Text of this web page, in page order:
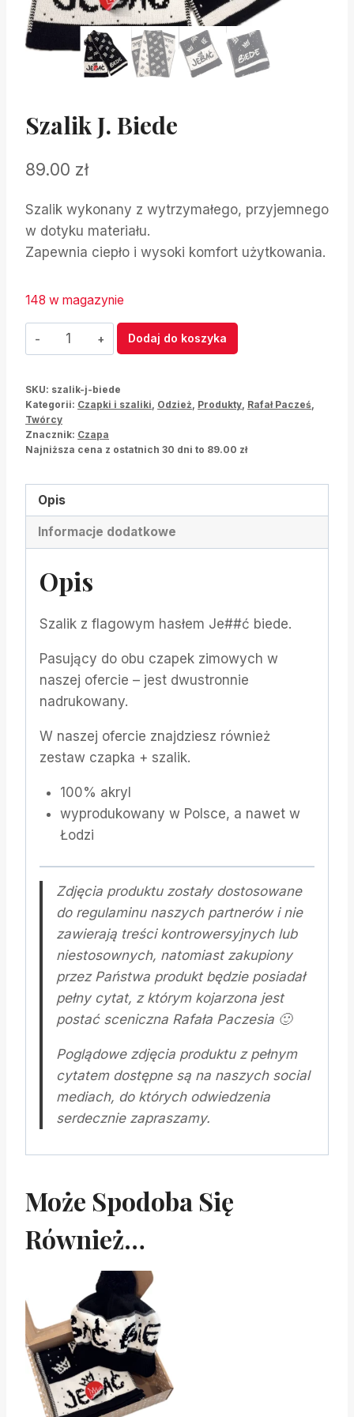
Szalik J. Biede
89.00 zł
Szalik wykonany z wytrzymałego, przyjemnego
w dotyku materiału.
Zapewnia ciepło i wysoki komfort użytkowania.
148 w magazynie
ilość
Szalik
Biede
Dodaj do koszyka
SKU: szalik-j-biede
Kategorii: Czapki i szaliki, Odzież, Produkty, Rafał Pacześ,
Twórcy
Znacznik: Czapa
Najniższa cena z ostatnich 30 dni to 89.00 zł
Opis
Informacje dodatkowe
Opis
Szalik z flagowym hasłem Je##ć biede.
Pasujący do obu czapek zimowych w
naszej ofercie – jest dwustronnie
nadrukowany.
W naszej ofercie znajdziesz również
zestaw czapka + szalik.
100% akryl
wyprodukowany w Polsce, a nawet w
Łodzi
Zdjęcia produktu zostały dostosowane
do regulaminu naszych partnerów i nie
zawierają treści kontrowersyjnych lub
niestosownych, natomiast zakupiony
przez Państwa produkt będzie posiadał
pełny cytat, z którym kojarzona jest
postać sceniczna Rafała Paczesia 🙂
Poglądowe zdjęcia produktu z pełnym
cytatem dostępne są na naszych social
mediach, do których odwiedzenia
serdecznie zapraszamy.
Może Spodoba Się
Również…